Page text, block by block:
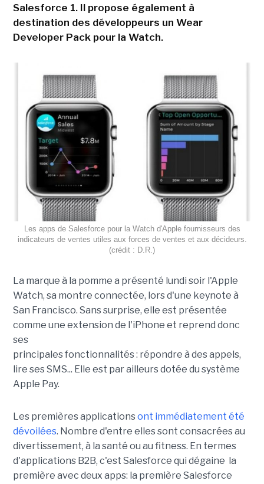
Salesforce 1. Il propose également à
destination des développeurs un Wear
Developer Pack pour la Watch.
Les apps de Salesforce pour la Watch d'Apple fournisseurs des
indicateurs de ventes utiles aux forces de ventes et aux décideurs.
(crédit : D.R.)
La marque à la pomme a présenté lundi soir l'Apple
Watch, sa montre connectée, lors d'une keynote à
San Francisco. Sans surprise, elle est présentée
comme une extension de l'iPhone et reprend donc
ses
principales fonctionnalités : répondre à des appels,
lire ses SMS... Elle est par ailleurs dotée du système
Apple Pay.
Les premières applicationsont immédiatement été
dévoilées. Nombre d'entre elles sont consacrées au
divertissement, à la santé ou au fitness. En termes
d'applications B2B, c'est Salesforce qui dégaine la
première avec deux apps: la première Salesforce